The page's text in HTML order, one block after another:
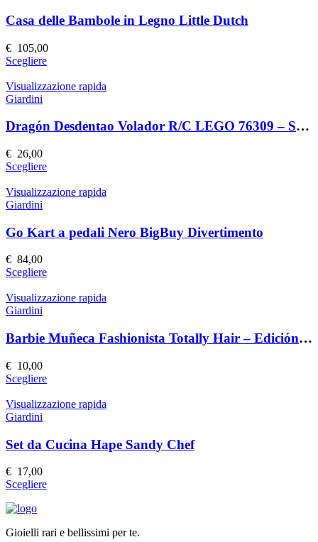
prodotto
Le
opzioni
possono
essere
scelte
nella
pagina
prodotto
Casa delle Bambole in Legno Little Dutch
€ 105,00
ScegliereQuesto
ha
Le
scelte
nella
pagina
Visualizzazione rapida
Giardini
Dragón Desdentao Volador R/C LEGO 76309 – Set Costruzioni Volante
€ 26,00
ScegliereQuesto
ha
Le
opzioni
scelte
nella
pagina
prodotto
Visualizzazione rapida
Giardini
Go Kart a pedali Nero BigBuy Divertimento
€ 84,00
ScegliereQuesto
ha
Le
opzioni
scelte
nella
pagina
prodotto
Visualizzazione rapida
Giardini
Barbie Muñeca Fashionista Totally Hair – Edición Speciale
€ 10,00
ScegliereQuesto
ha
Le
opzioni
scelte
del
Visualizzazione rapida
Giardini
Set da Cucina Hape Sandy Chef
€ 17,00
ScegliereQuesto
varianti.
Gioielli rari e bellissimi per te.